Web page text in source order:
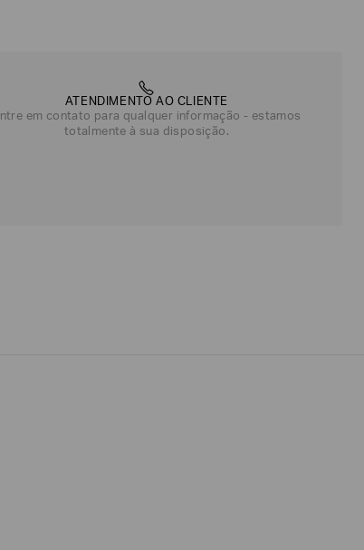
ATENDIMENTO AO CLIENTE
em contato para qualquer informação - estamos
totalmente à sua disposição.